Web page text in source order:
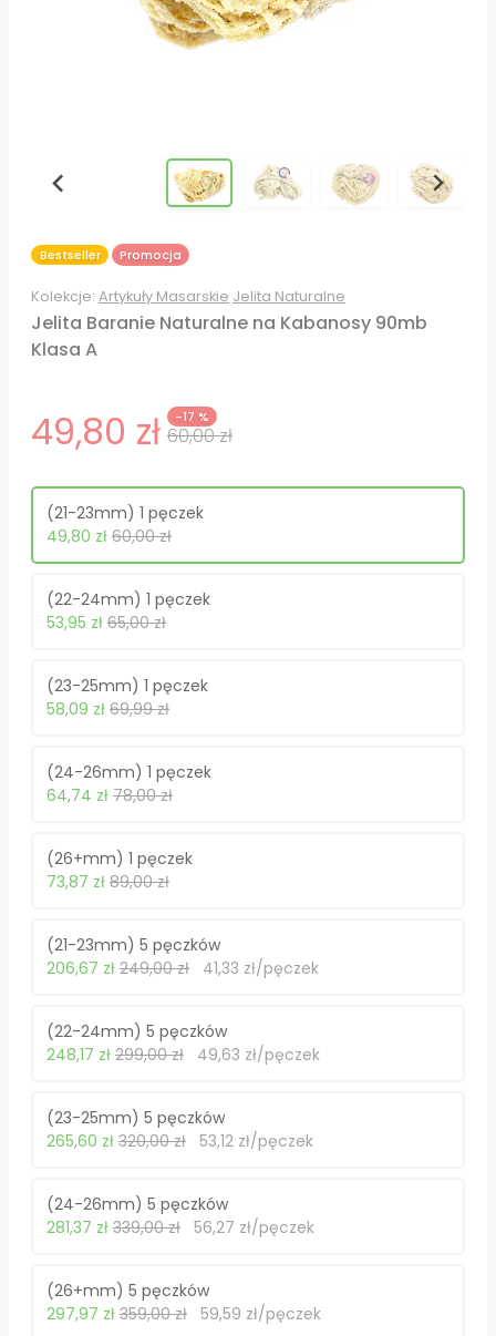
Bestseller Promocja
Kolekcje: Artykuły Masarskie Jelita Naturalne
Jelita Baranie Naturalne na Kabanosy 90mb
Klasa A
49,80 zł -17 %
60,00 zł
(21-23mm) 1 pęczek
49,80 zł 60,00 zł
(22-24mm) 1 pęczek
53,95 zł 65,00 zł
(23-25mm) 1 pęczek
58,09 zł 69,99 zł
(24-26mm) 1 pęczek
64,74 zł 78,00 zł
(26+mm) 1 pęczek
73,87 zł 89,00 zł
(21-23mm) 5 pęczków
206,67 zł 249,00 zł 41,33 zł/pęczek
(22-24mm) 5 pęczków
248,17 zł 299,00 zł 49,63 zł/pęczek
(23-25mm) 5 pęczków
265,60 zł 320,00 zł 53,12 zł/pęczek
(24-26mm) 5 pęczków
281,37 zł 339,00 zł 56,27 zł/pęczek
(26+mm) 5 pęczków
297,97 zł 359,00 zł 59,59 zł/pęczek